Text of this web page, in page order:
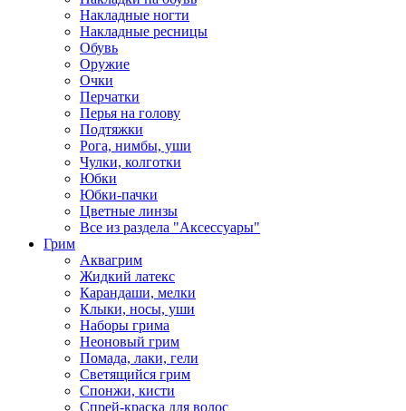
Накладные ногти
Накладные ресницы
Обувь
Оружие
Очки
Перчатки
Перья на голову
Подтяжки
Рога, нимбы, уши
Чулки, колготки
Юбки
Юбки-пачки
Цветные линзы
Все из раздела "Аксессуары"
Грим
Аквагрим
Жидкий латекс
Карандаши, мелки
Клыки, носы, уши
Наборы грима
Неоновый грим
Помада, лаки, гели
Светящийся грим
Спонжи, кисти
Спрей-краска для волос